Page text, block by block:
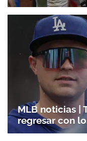
MLB noticias |
regresar con